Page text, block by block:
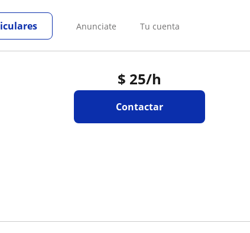
Anunciate Tu cuenta
$ 25/h
Contactar